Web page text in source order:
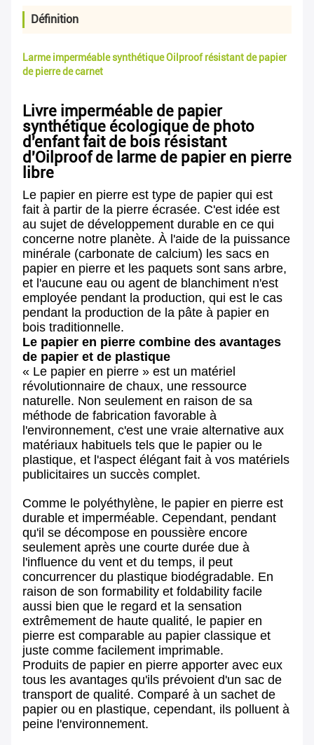
Définition
Larme imperméable synthétique Oilproof résistant de papier
de pierre de carnet
Livre imperméable de papier
synthétique écologique de photo
d'enfant fait de bois résistant
d'Oilproof de larme de papier en pierre
libre
Le papier en pierre est type de papier qui est
fait à partir de la pierre écrasée. C'est idée est
au sujet de développement durable en ce qui
concerne notre planète. À l'aide de la puissance
minérale (carbonate de calcium) les sacs en
papier en pierre et les paquets sont sans arbre,
et l'aucune eau ou agent de blanchiment n'est
employée pendant la production, qui est le cas
pendant la production de la pâte à papier en
bois traditionnelle.
Le papier en pierre combine des avantages
de papier et de plastique
« Le papier en pierre » est un matériel
révolutionnaire de chaux, une ressource
naturelle. Non seulement en raison de sa
méthode de fabrication favorable à
l'environnement, c'est une vraie alternative aux
matériaux habituels tels que le papier ou le
plastique, et l'aspect élégant fait à vos matériels
publicitaires un succès complet.
Comme le polyéthylène, le papier en pierre est
durable et imperméable. Cependant, pendant
qu'il se décompose en poussière encore
seulement après une courte durée due à
l'influence du vent et du temps, il peut
concurrencer du plastique biodégradable. En
raison de son formability et foldability facile
aussi bien que le regard et la sensation
extrêmement de haute qualité, le papier en
pierre est comparable au papier classique et
juste comme facilement imprimable.
Produits de papier en pierre apporter avec eux
tous les avantages qu'ils prévoient d'un sac de
transport de qualité. Comparé à un sachet de
papier ou en plastique, cependant, ils polluent à
peine l'environnement.